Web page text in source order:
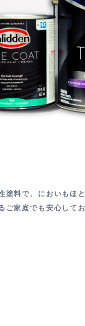
塗料で、においもほ
ご家庭でも安心して